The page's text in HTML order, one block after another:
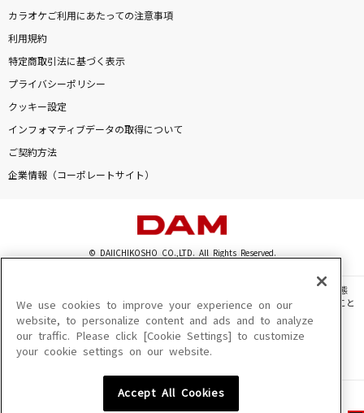
カラオケご利用にあたっての注意事項
利用規約
特定商取引法に基づく表示
プライバシーポリシー
クッキー設定
インフォマティブデータの取得について
ご契約方法
企業情報（コーポレートサイト）
© DAIICHIKOSHO CO.,LTD. All Rights Reserved.
このサイトに掲載されている一切の文章・画像・写真・動画・音声等を、手段や形態
を問わず、著作権法の定める範囲を超えて無断で複製、転載、ファイル化などすること
を禁じます。
楽曲及びコンテンツは、機種によりご利用いただけない場合があります。
楽曲及びコンテンツの配信日、配信内容が変更になる場合があります。
We use cookies to improve your experience on our
website, to personalize content and ads and to analyze
our traffic. Please click [Cookie Settings] to customize
your cookie settings on our website.
Accept All Cookies